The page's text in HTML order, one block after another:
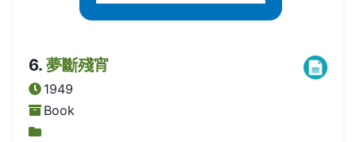
6. 夢斷殘宵
1949
Book